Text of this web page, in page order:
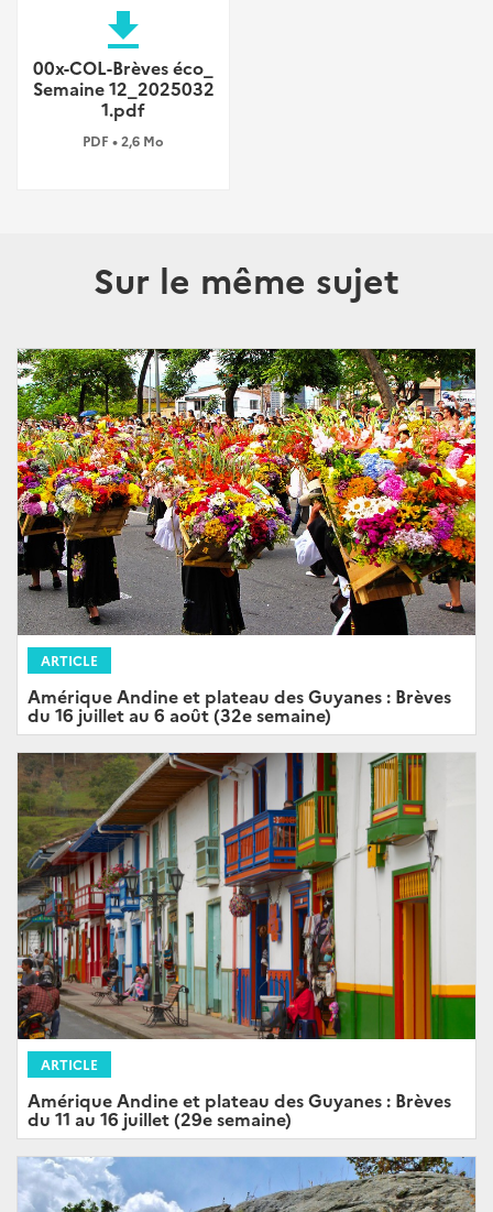
file_download
00x-COL-Brèves éco_
Semaine 12_2025032
1.pdf
PDF • 2,6 Mo
Sur le même sujet
ARTICLE
Amérique Andine et plateau des Guyanes : Brèves
du 16 juillet au 6 août (32e semaine)
ARTICLE
Amérique Andine et plateau des Guyanes : Brèves
du 11 au 16 juillet (29e semaine)